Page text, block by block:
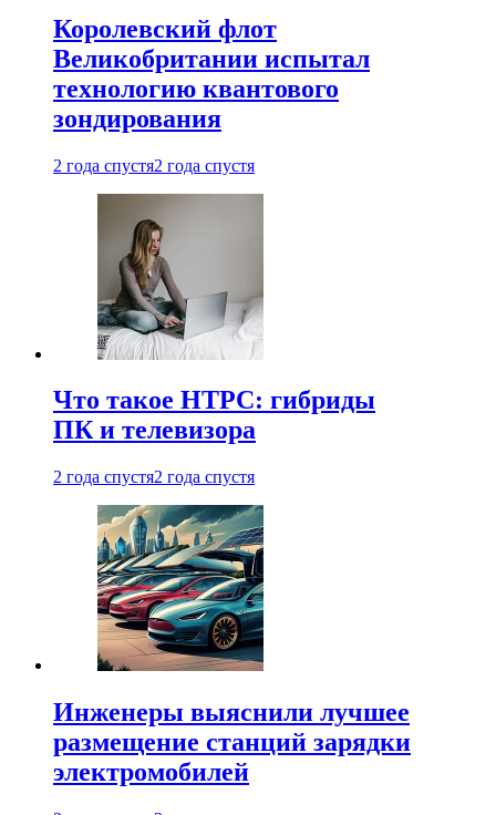
Королевский флот
Великобритании испытал
технологию квантового
зондирования
2 года спустя2 года спустя
Что такое HTPC: гибриды
ПК и телевизора
2 года спустя2 года спустя
Инженеры выяснили лучшее
размещение станций зарядки
электромобилей